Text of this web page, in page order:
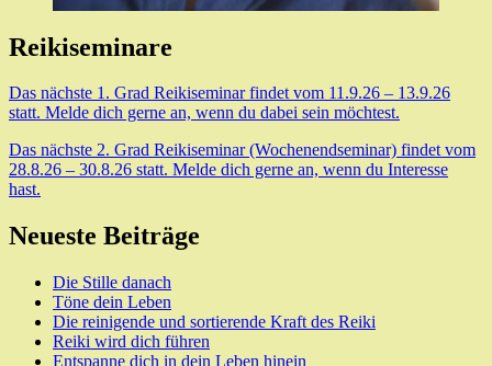
Reikiseminare
Das nächste 1. Grad Reikiseminar findet vom 11.9.26 – 13.9.26
statt. Melde dich gerne an, wenn du dabei sein möchtest.
Das nächste 2. Grad Reikiseminar (Wochenendseminar) findet vom
28.8.26 – 30.8.26 statt. Melde dich gerne an, wenn du Interesse
hast.
Neueste Beiträge
Die Stille danach
Töne dein Leben
Die reinigende und sortierende Kraft des Reiki
Reiki wird dich führen
Entspanne dich in dein Leben hinein